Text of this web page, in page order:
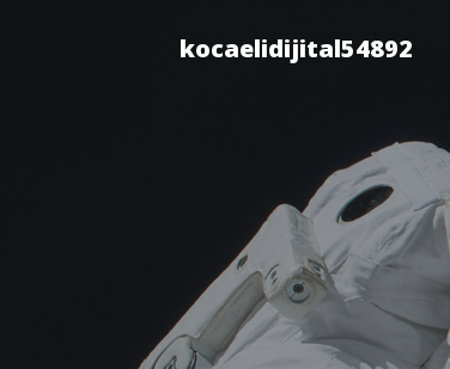
kocaelidijital54892